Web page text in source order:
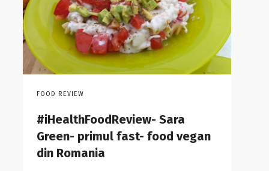
FOOD REVIEW
#iHealthFoodReview- Sara
Green- primul fast- food vegan
din Romania